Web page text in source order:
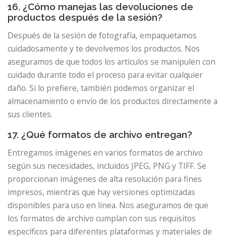
16. ¿Cómo manejas las devoluciones de
productos después de la sesión?
Después de la sesión de fotografía, empaquetamos
cuidadosamente y te devolvemos los productos. Nos
aseguramos de que todos los artículos se manipulen con
cuidado durante todo el proceso para evitar cualquier
daño. Si lo prefiere, también podemos organizar el
almacenamiento o envío de los productos directamente a
sus clientes.
17. ¿Qué formatos de archivo entregan?
Entregamos imágenes en varios formatos de archivo
según sus necesidades, incluidos JPEG, PNG y TIFF. Se
proporcionan imágenes de alta resolución para fines
impresos, mientras que hay versiones optimizadas
disponibles para uso en línea. Nos aseguramos de que
los formatos de archivo cumplan con sus requisitos
específicos para diferentes plataformas y materiales de